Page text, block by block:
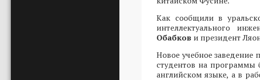
Как сообщили в
интеллектуального
Обабков и президент
Новое учебное
студентов на программы
английском языке, а в